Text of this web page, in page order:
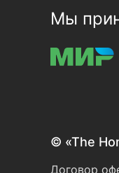
Мы
© «The
Договор